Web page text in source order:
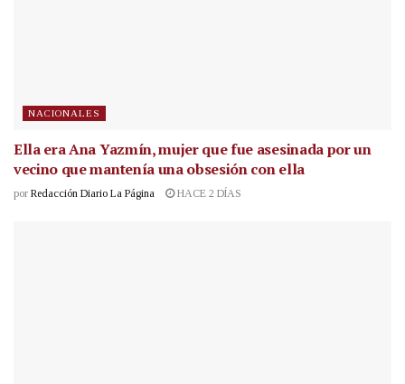
NACIONALES
Ella era Ana Yazmín, mujer que fue asesinada por un
vecino que mantenía una obsesión con ella
por Redacción Diario La Página HACE 2 DÍAS